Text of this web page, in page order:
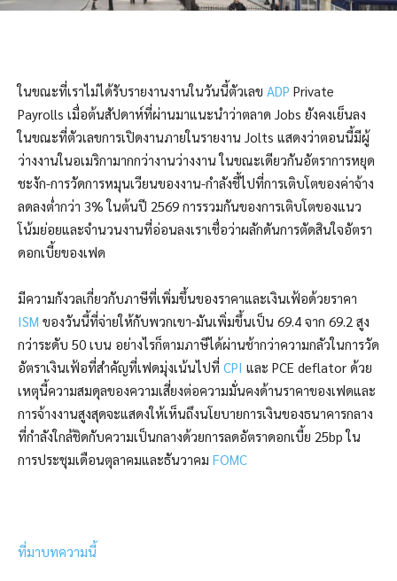
ในขณะที่เราไม่ได้รับรายงานงานในวันนี้ตัวเลข ADP Private
Payrolls เมื่อต้นสัปดาห์ที่ผ่านมาแนะนำว่าตลาด Jobs ยังคงเย็นลง
ในขณะที่ตัวเลขการเปิดงานภายในรายงาน Jolts แสดงว่าตอนนี้มีผู้
ว่างงานในอเมริกามากกว่างานว่างงาน ในขณะเดียวกันอัตราการหยุด
ชะงัก-การวัดการหมุนเวียนของงาน-กำลังชี้ไปที่การเติบโตของค่าจ้าง
ลดลงต่ำกว่า 3% ในต้นปี 2569 การรวมกันของการเติบโตของแนว
โน้มย่อยและจำนวนงานที่อ่อนลงเราเชื่อว่าผลักดันการตัดสินใจอัตรา
ดอกเบี้ยของเฟด
มีความกังวลเกี่ยวกับภาษีที่เพิ่มขึ้นของราคาและเงินเฟ้อด้วยราคา
ISM ของวันนี้ที่จ่ายให้กับพวกเขา-มันเพิ่มขึ้นเป็น 69.4 จาก 69.2 สูง
กว่าระดับ 50 เบน อย่างไรก็ตามภาษีได้ผ่านช้ากว่าความกลัวในการวัด
อัตราเงินเฟ้อที่สำคัญที่เฟดมุ่งเน้นไปที่ CPI และ PCE deflator ด้วย
เหตุนี้ความสมดุลของความเสี่ยงต่อความมั่นคงด้านราคาของเฟดและ
การจ้างงานสูงสุดจะแสดงให้เห็นถึงนโยบายการเงินของธนาคารกลาง
ที่กำลังใกล้ชิดกับความเป็นกลางด้วยการลดอัตราดอกเบี้ย 25bp ใน
การประชุมเดือนตุลาคมและธันวาคม FOMC
ที่มาบทความนี้